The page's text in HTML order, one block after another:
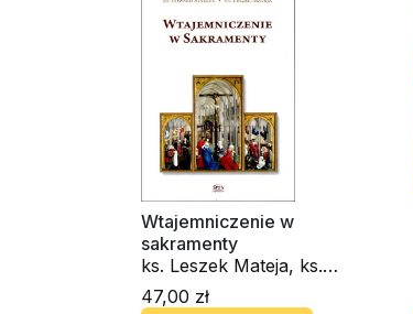
Wtajemniczenie w
sakramenty
ks. Leszek Mateja, ks.
Edward Staniek
47,00 zł